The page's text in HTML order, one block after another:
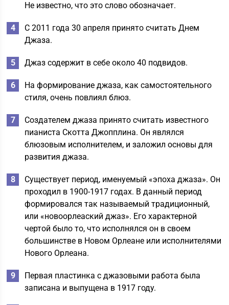
Не известно, что это слово обозначает.
С 2011 года 30 апреля принято считать Днем
Джаза.
Джаз содержит в себе около 40 подвидов.
На формирование джаза, как самостоятельного
стиля, очень повлиял блюз.
Создателем джаза принято считать известного
пианиста Скотта Джопплина. Он являлся
блюзовым исполнителем, и заложил основы для
развития джаза.
Существует период, именуемый «эпоха джаза». Он
проходил в 1900-1917 годах. В данный период
формировался так называемый традиционный,
или «новоорлеаский джаз». Его характерной
чертой было то, что исполнялся он в своем
большинстве в Новом Орлеане или исполнителями
Нового Орлеана.
Первая пластинка с джазовыми работа была
записана и выпущена в 1917 году.